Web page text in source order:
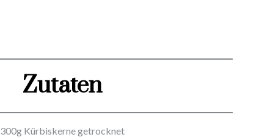
Zutaten
300g Kürbiskerne getrocknet